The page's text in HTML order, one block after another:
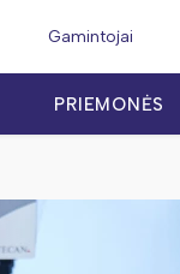
Gamintojai
PRIEMONĖS